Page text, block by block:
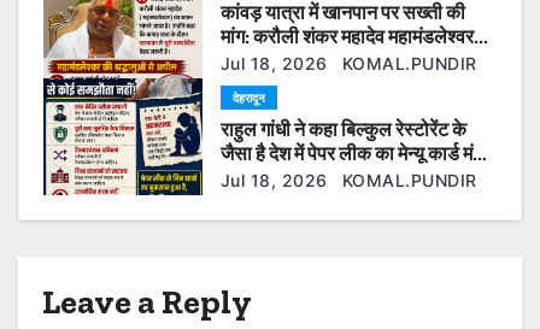
o
n
कांवड़ यात्रा में खानपान पर सख्ती की
मांग: करौली शंकर महादेव महामंडलेश्वर
बोले— श्रद्धालुओं की आस्था से खिलवाड़
बर्दाश्त नहीं
Jul 18, 2026 KOMAL.PUNDIR
देहरादून
राहुल गांधी ने कहा बिल्कुल रेस्टोरेंट के
जैसा है देश में पेपर लीक का मेन्यू कार्ड मंच
पर ही रो पड़े रिया थापा के पिता।
Jul 18, 2026 KOMAL.PUNDIR
Leave a Reply